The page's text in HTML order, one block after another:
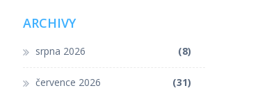
ARCHIVY
srpna 2026 (8)
července 2026 (31)